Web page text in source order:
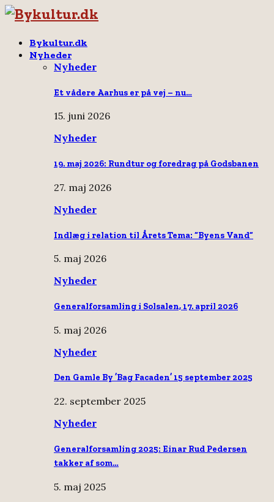
Bykultur.dk
Nyheder
Nyheder
Et vådere Aarhus er på vej – nu…
15. juni 2026
Nyheder
19. maj 2026: Rundtur og foredrag på Godsbanen
27. maj 2026
Nyheder
Indlæg i relation til Årets Tema: “Byens Vand”
5. maj 2026
Nyheder
Generalforsamling i Solsalen, 17. april 2026
5. maj 2026
Nyheder
Den Gamle By ’Bag Facaden’ 15 september 2025
22. september 2025
Nyheder
Generalforsamling 2025: Einar Rud Pedersen
takker af som…
5. maj 2025